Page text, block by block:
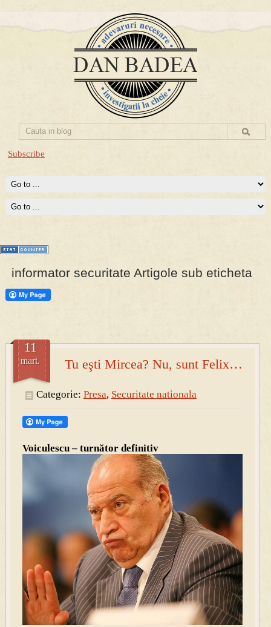
Subscribe
PRESA
informator securitate Artigole sub eticheta
Tu eşti Mircea? Nu, sunt Felix…
11
mart.
Categorie: Presa, Securitate nationala
Voiculescu – turnător definitiv